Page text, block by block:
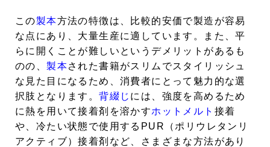
この製本方法の特徴は、比較的安価で製造が容易
な点にあり、大量生産に適しています。また、平
らに開くことが難しいというデメリットがあるも
のの、製本された書籍がスリムでスタイリッシュ
な見た目になるため、消費者にとって魅力的な選
択肢となります。背綴じ には、強度を高めるため
に熱を用いて接着剤を溶かすホットメルト 接着
や、冷たい状態で使用するPUR（ポリウレタンリ
アクティブ）接着剤など、さまざまな方法があり